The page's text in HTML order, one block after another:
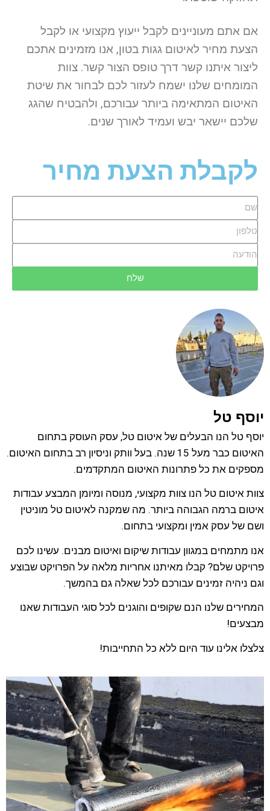
אם אתם מעוניינים לקבל ייעוץ מקצועי או לקבל
הצעת מחיר לאיטום גגות בטון, אנו מזמינים אתכם
ליצור איתנו קשר דרך טופס הצור קשר. צוות
המומחים שלנו ישמח לעזור לכם לבחור את שיטת
האיטום המתאימה ביותר עבורכם, ולהבטיח שהגג
שלכם יישאר יבש ועמיד לאורך שנים.
לקבלת הצעת מחיר
שלח
יוסף טל
יוסף טל הנו הבעלים של איטום טל, עסק העוסק בתחום
האיטום כבר מעל 15 שנה. בעל וותק וניסיון רב בתחום האיטום.
מספקים את כל פתרונות האיטום המתקדמים.
צוות איטום טל הנו צוות מקצועי, מנוסה ומיומן המבצע עבודות
איטום ברמה הגבוהה ביותר. מה שמקנה לאיטום טל מוניטין
ושם של עסק אמין ומקצועי בתחום.
אנו מתמחים במגוון עבודות שיקום ואיטום מבנים. עשינו לכם
פרויקט שלם? קבלו מאיתנו אחריות מלאה על הפרויקט שבוצע
וגם ניהיה זמינים עבורכם לכל שאלה גם בהמשך.
המחירים שלנו הנם שקופים והוגנים לכל סוגי העבודות שאנו
מבצעים!
צלצלו אלינו עוד היום ללא כל התחייבות!